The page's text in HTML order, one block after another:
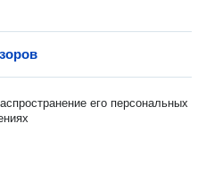
его персональных